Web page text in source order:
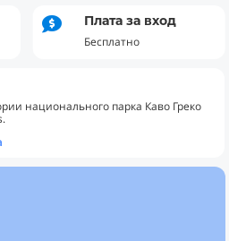
 Плата за вход
Бесплатно
национального парка Каво Греко